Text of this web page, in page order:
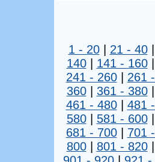
1 - 20| 21 - 40
140| 141 - 160
241 - 260| 261
360| 361 - 380
461 - 480| 481
580| 581 - 600
681 - 700| 701
800| 801 - 820